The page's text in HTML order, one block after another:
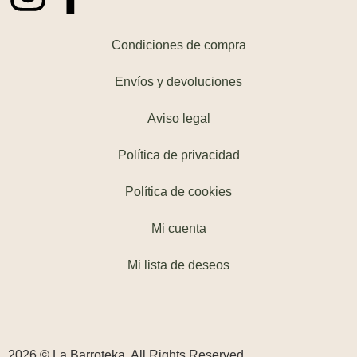
Condiciones de compra
Envíos y devoluciones
Aviso legal
Política de privacidad
Política de cookies
Mi cuenta
Mi lista de deseos